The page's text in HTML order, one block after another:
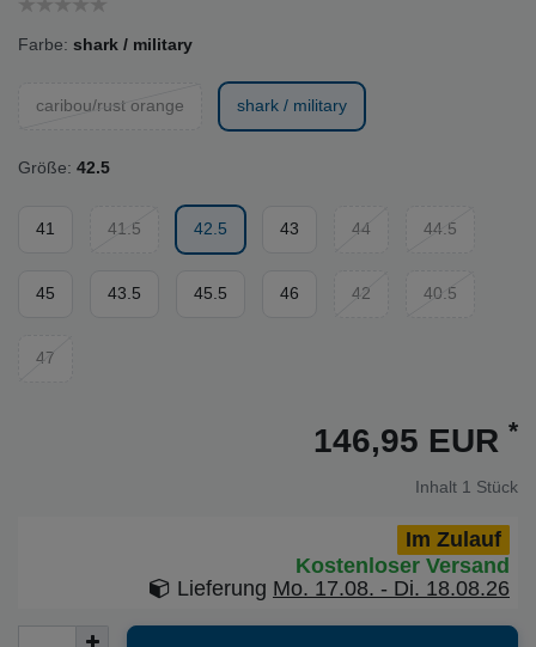
Farbe: shark / military
caribou/rust orange shark / military
Größe: 42.5
41 41.5 42.5 43 44 44.5
45 43.5 45.5 46 42 40.5
47
146,95 EUR *
Inhalt 1 Stück
Im Zulauf
Kostenloser Versand
Lieferung Mo. 17.08. - Di. 18.08.26